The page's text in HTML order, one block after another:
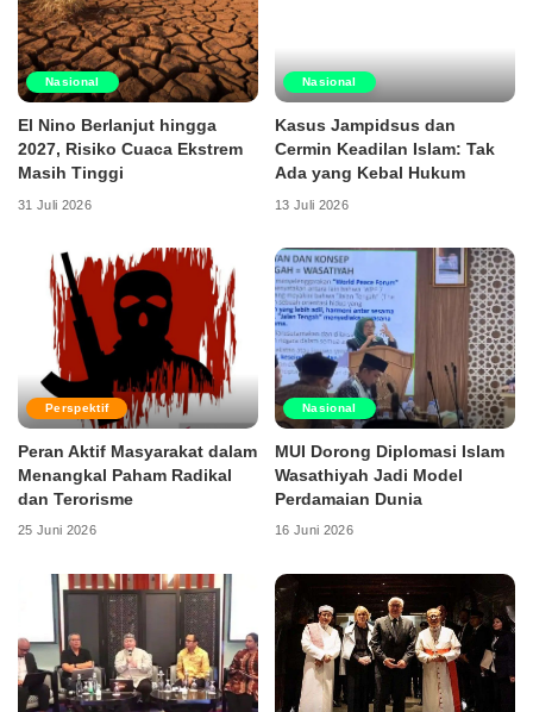
Nasional
El Nino Berlanjut hingga
2027, Risiko Cuaca Ekstrem
Masih Tinggi
31 Juli 2026
Nasional
Kasus Jampidsus dan
Cermin Keadilan Islam: Tak
Ada yang Kebal Hukum
13 Juli 2026
Perspektif
Peran Aktif Masyarakat dalam
Menangkal Paham Radikal
dan Terorisme
25 Juni 2026
Nasional
MUI Dorong Diplomasi Islam
Wasathiyah Jadi Model
Perdamaian Dunia
16 Juni 2026